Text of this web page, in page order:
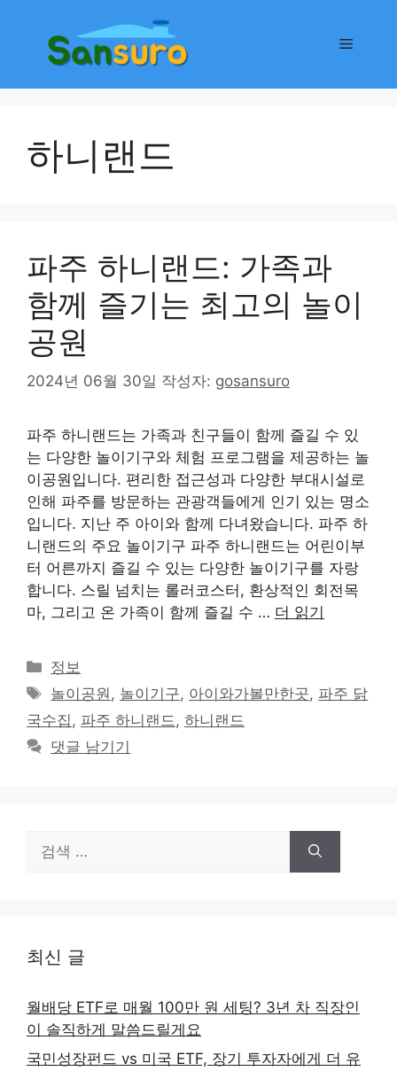
메
하니랜드
파주 하니랜드: 가족과
함께 즐기는 최고의 놀이
공원
2024년 06월 30일 작성자: gosansuro
파주 하니랜드는 가족과 친구들이 함께 즐길 수 있
는 다양한 놀이기구와 체험 프로그램을 제공하는 놀
이공원입니다. 편리한 접근성과 다양한 부대시설로
인해 파주를 방문하는 관광객들에게 인기 있는 명소
입니다. 지난 주 아이와 함께 다녀왔습니다. 파주 하
니랜드의 주요 놀이기구 파주 하니랜드는 어린이부
터 어른까지 즐길 수 있는 다양한 놀이기구를 자랑
합니다. 스릴 넘치는 롤러코스터, 환상적인 회전목
마, 그리고 온 가족이 함께 즐길 수 … 더 읽기
카
테
리
정보
태
그
놀이공원 , 놀이기구, 아이와가볼만한곳, 파주 닭
국수집 , 파주 하니랜드 , 하니랜드
댓글 남기기
색:
최신 글
월배당 ETF로 매월 100만 원 세팅? 3년 차 직장인
이 솔직하게 말씀드릴게요
국민성장펀드 vs 미국 ETF, 장기 투자자에게 더 유